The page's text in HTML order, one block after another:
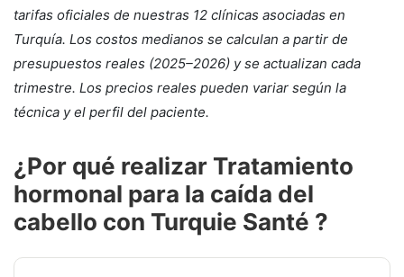
tarifas oficiales de nuestras 12 clínicas asociadas en
Turquía. Los costos medianos se calculan a partir de
presupuestos reales (2025–2026) y se actualizan cada
trimestre. Los precios reales pueden variar según la
técnica y el perfil del paciente.
¿Por qué realizar Tratamiento
hormonal para la caída del
cabello con Turquie Santé ?